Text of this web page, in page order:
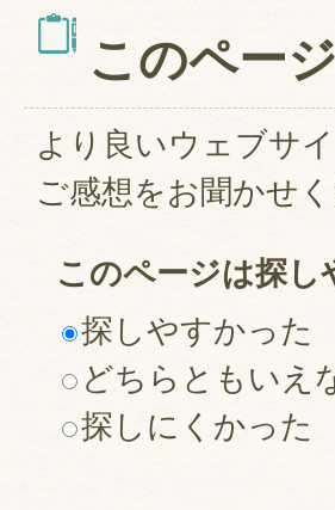
このペー
より良いウェブサ
ご感想をお聞かせく
このページは探
探しやすかった
どちらともいえ
探しにくかった